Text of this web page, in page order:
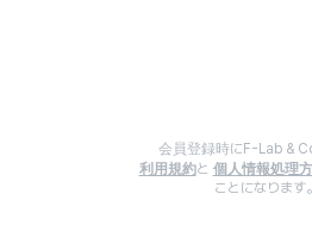
会員登録時にF-Lab &
利用規約と 個人情報処理
ことになります。